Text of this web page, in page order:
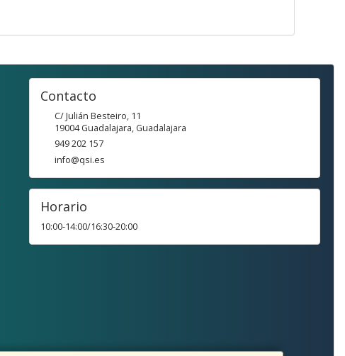
Contacto
C/ Julián Besteiro, 11
19004 Guadalajara, Guadalajara
949 202 157
info@qsi.es
Horario
10:00-14:00/16:30-20:00